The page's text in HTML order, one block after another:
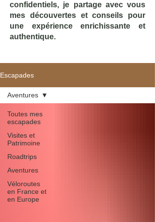
confidentiels, je partage avec vous
mes découvertes et conseils pour
une expérience enrichissante et
authentique.
Escapades
Toutes mes
escapades
Visites et
Patrimoine
Roadtrips
Aventures
Véloroutes
en France et
en Europe
Aventures